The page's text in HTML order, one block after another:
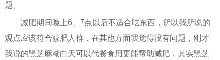
题。
减肥期间晚上6、7点以后不适合吃东西，所以我所说的
观点应该符合减肥人群，在其他方面我觉得没有问题，刚才
我说的黑芝麻糊白天可以代餐食用更能帮助减肥，其实黑芝